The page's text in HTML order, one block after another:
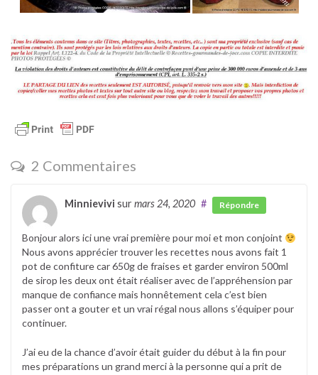
2 Commentaires
Minnievivi sur mars 24, 2020 # Répondre
Bonjour alors ici une vrai première pour moi et mon conjoint
Nous avons apprécier trouver les recettes nous avons fait 1
pot de confiture car 650g de fraises et garder environ 500ml
de sirop les deux ont était réaliser avec de l’appréhension par
manque de confiance mais honnêtement cela c’est bien
passer ont a gouter et un vrai régal nous allons s’équiper pour
continuer.
J’ai eu de la chance d’avoir était guider du début à la fin pour
mes préparations un grand merci à la personne qui a prit de